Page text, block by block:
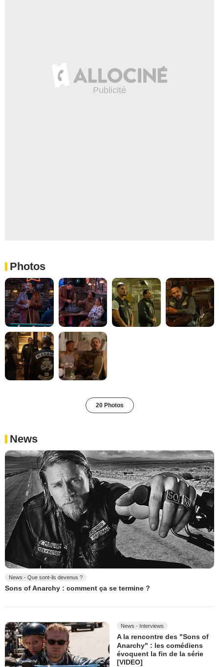
Photos
20 Photos
News
News - Que sont-ils devenus ?
Sons of Anarchy : comment ça se termine ?
News - Interviews
A la rencontre des "Sons of
Anarchy" : les comédiens
évoquent la fin de la série
[VIDEO]